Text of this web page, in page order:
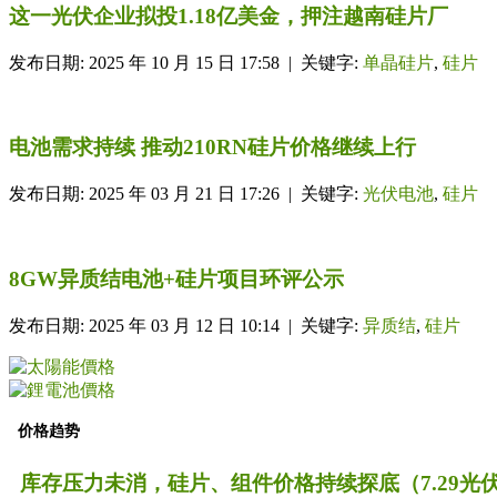
这一光伏企业拟投1.18亿美金，押注越南硅片厂
发布日期: 2025 年 10 月 15 日 17:58 | 关键字: 单晶硅片, 硅片
电池需求持续 推动210RN硅片价格继续上行
发布日期: 2025 年 03 月 21 日 17:26 | 关键字: 光伏电池, 硅片
8GW异质结电池+硅片项目环评公示
发布日期: 2025 年 03 月 12 日 10:14 | 关键字: 异质结, 硅片
价格趋势
库存压力未消，硅片、组件价格持续探底（7.29光